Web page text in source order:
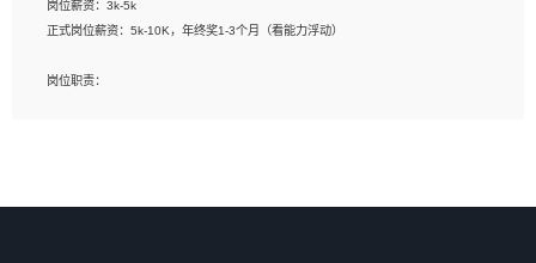
标志及吉祥物设计，效果图后期处理等。
1、艺术设计类相关专业；（其中需求分析顾问不限专业）
岗位薪资：3k-5k
正式岗位薪资：5k-10K，年终奖1-3个月（看能力浮动）
岗位职责：